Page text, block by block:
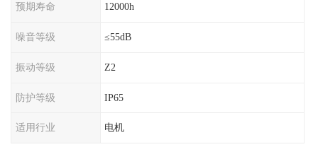
预期寿命 12000h
噪音等级 ≤55dB
振动等级 Z2
防护等级 IP65
适用行业 电机